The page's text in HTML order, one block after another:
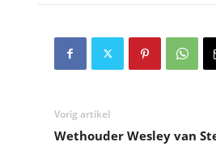
Vorig artikel
Wethouder Wesley van